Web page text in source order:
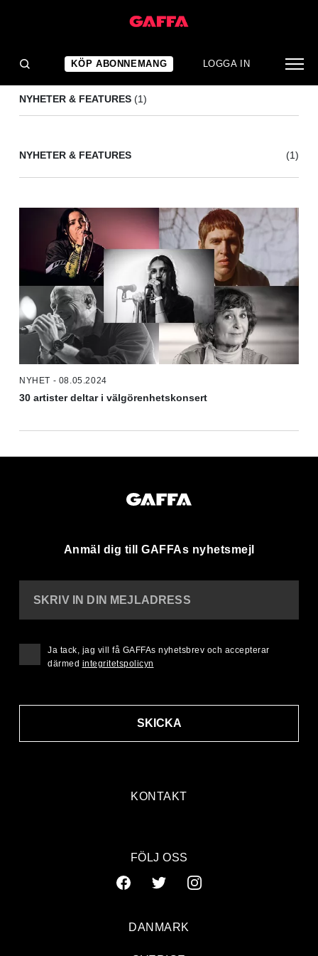
KÖP ABONNEMANG LOGGA IN
NYHETER & FEATURES (1)
NYHETER & FEATURES (1)
NYHET - 08.05.2024
30 artister deltar i välgörenhetskonsert
Anmäl dig till GAFFAs nyhetsmejl
KONTAKT
SKRIV IN DIN MEJLADRESS
SKICKA
Ja tack, jag vill få GAFFAs nyhetsbrev och accepterar
därmed integritetspolicyn
FÖLJ OSS
DANMARK